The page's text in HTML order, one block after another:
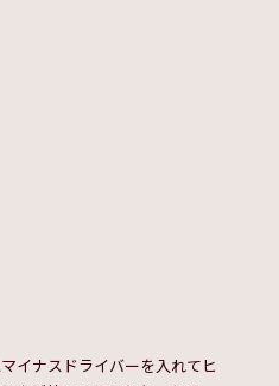
イナスドライバーを入れてヒ